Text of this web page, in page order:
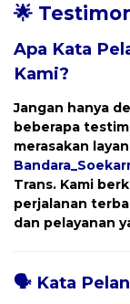
🌟
Apa Kata
Kami?
Jangan hanya
beberapa
merasakan
Trans. Kami
perjalanan
dan pelayanan
🗣️ Kata